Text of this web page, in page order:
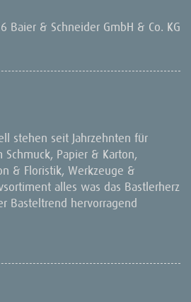
Baier & Schneider GmbH & Co. KG
stehen seit Jahrzehnten für
Papier & Karton,
& Floristik, Werkzeuge &
alles was das Bastlerherz
Basteltrend hervorragend